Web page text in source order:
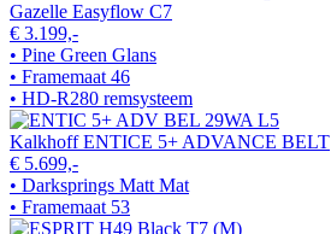
Gazelle Easyflow C7
€ 3.199,-
• Pine Green Glans
• Framemaat 46
• HD-R280 remsysteem
Kalkhoff ENTICE 5+ ADVANCE BELT
€ 5.699,-
• Darksprings Matt Mat
• Framemaat 53